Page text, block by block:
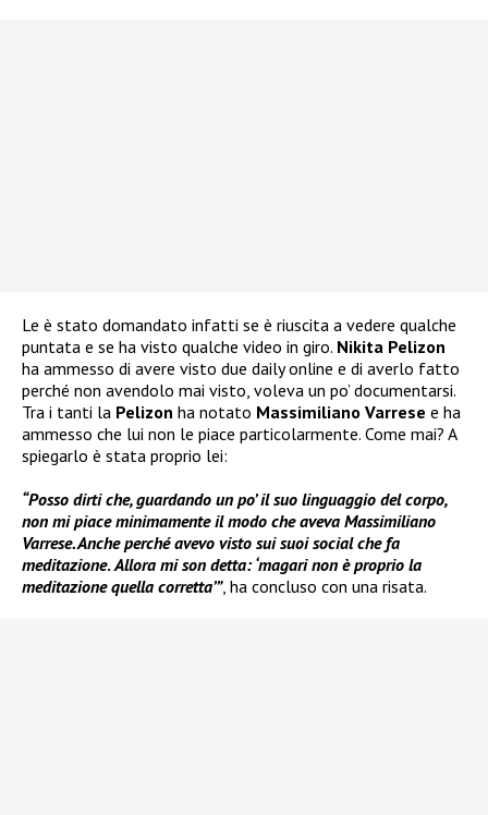
Le è stato domandato infatti se è riuscita a vedere qualche
puntata e se ha visto qualche video in giro. Nikita Pelizon
ha ammesso di avere visto due daily online e di averlo fatto
perché non avendolo mai visto, voleva un po’ documentarsi.
Tra i tanti la Pelizon ha notato Massimiliano Varrese e ha
ammesso che lui non le piace particolarmente. Come mai? A
spiegarlo è stata proprio lei:
“Posso dirti che, guardando un po’ il suo linguaggio del corpo,
non mi piace minimamente il modo che aveva Massimiliano
Varrese. Anche perché avevo visto sui suoi social che fa
meditazione.Allora mi son detta: ‘magari non è proprio la
meditazione quella corretta’”, ha concluso con una risata.